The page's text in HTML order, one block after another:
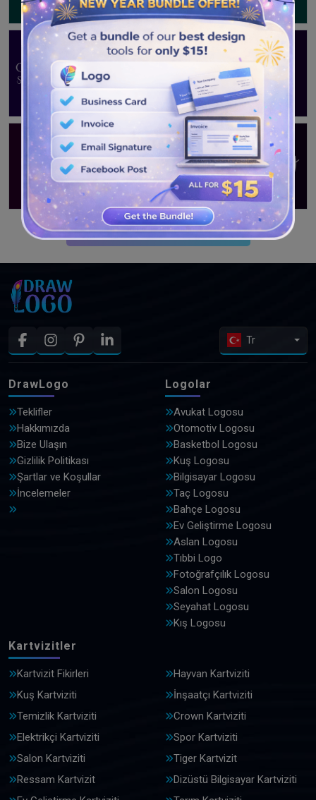
DAHA FAZLA TASARIM GÖRÜN
Tr
DrawLogo
Teklifler
Hakkımızda
Bize Ulaşın
Gizlilik Politikası
Şartlar ve Koşullar
İncelemeler
Logolar
Avukat Logosu
Otomotiv Logosu
Basketbol Logosu
Kuş Logosu
Bilgisayar Logosu
Taç Logosu
Bahçe Logosu
Ev Geliştirme Logosu
Aslan Logosu
Tıbbi Logo
Fotoğrafçılık Logosu
Salon Logosu
Seyahat Logosu
Kış Logosu
Kartvizitler
Kartvizit Fikirleri
Hayvan Kartviziti
Kuş Kartviziti
İnşaatçı Kartviziti
Temizlik Kartviziti
Crown Kartviziti
Elektrikçi Kartviziti
Spor Kartviziti
Salon Kartviziti
Tiger Kartvizit
Ressam Kartvizit
Dizüstü Bilgisayar Kartviziti